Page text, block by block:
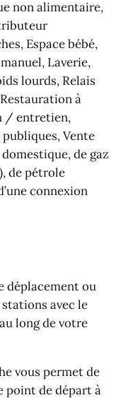
Espace bébé,
Laverie,
lourds, Relais
à
/ entretien,
Vente
de gaz
de pétrole
connexion
avec le
long de votre
vous permet de
point de départ à
carburants.